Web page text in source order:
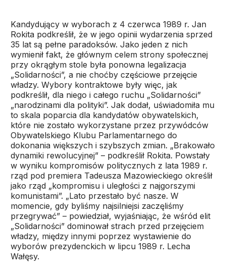
Kandydujący w wyborach z 4 czerwca 1989 r. Jan
Rokita podkreślił, że w jego opinii wydarzenia sprzed
35 lat są pełne paradoksów. Jako jeden z nich
wymienił fakt, że głównym celem strony społecznej
przy okrągłym stole była ponowna legalizacja
„Solidarności”, a nie choćby częściowe przejęcie
władzy. Wybory kontraktowe były więc, jak
podkreślił, dla niego i całego ruchu „Solidarności”
„narodzinami dla polityki”. Jak dodał, uświadomiła mu
to skala poparcia dla kandydatów obywatelskich,
które nie zostało wykorzystane przez przywódców
Obywatelskiego Klubu Parlamentarnego do
dokonania większych i szybszych zmian. „Brakowało
dynamiki rewolucyjnej” – podkreślił Rokita. Powstały
w wyniku kompromisów politycznych z lata 1989 r.
rząd pod premiera Tadeusza Mazowieckiego określił
jako rząd „kompromisu i uległości z najgorszymi
komunistami”. „Lato przestało być nasze. W
momencie, gdy byliśmy najsilniejsi zaczęliśmy
przegrywać” – powiedział, wyjaśniając, że wśród elit
„Solidarności” dominował strach przed przejęciem
władzy, między innymi poprzez wystawienie do
wyborów prezydenckich w lipcu 1989 r. Lecha
Wałęsy.